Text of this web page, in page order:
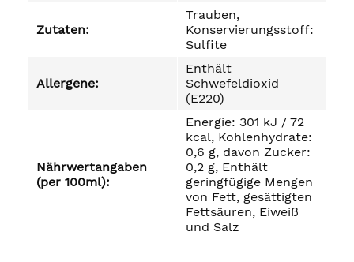
Zutaten:
Trauben,
Konservierungsstoff:
Sulfite
Allergene:
Enthält
Schwefeldioxid
(E220)
Nährwertangaben
(per 100ml):
Energie: 301 kJ / 72
kcal, Kohlenhydrate:
0,6 g, davon Zucker:
0,2 g, Enthält
geringfügige Mengen
von Fett, gesättigten
Fettsäuren, Eiweiß
und Salz